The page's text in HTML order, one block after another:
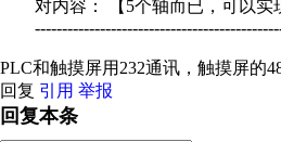
对内容： 【5个轴而已，可以实现
PLC和触摸屏用232通讯，触摸屏的
回复 引用 举报
回复本条